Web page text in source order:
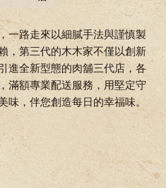
一路走來以細膩手法與謹慎製
，第三代的木木家不僅以創新
進全新型態的肉舖三代店，各
滿額專業配送服務，用堅定守
味，伴您創造每日的幸福味。